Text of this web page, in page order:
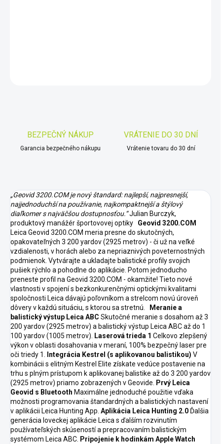
BEZPEČNÝ NÁKUP
Garancia bezpečného nákupu
VRÁTENIE DO 30 DNÍ
Vrátenie tovaru do 30 dní
„Geovid 3200.COM je nový štandard: najlepší, najpresnejší,
najjednoduchší na používanie, najkompaktnejší a štýlový
diaľkomer s najväčšou dostupnosťou.“Julian Burczyk,
produktový manážér športovovej optiky Geovid 3200.COM
Leica Geovid 3200.COM meria presne do skutočných,
opakovateľných 3 200 yardov (2925 metrov) - či už na veľké
vzdialenosti, v horách alebo za nepriaznivých poveternostných
podmienok. Vytvárajte a ukladajte balistické profily svojich
pušiek rýchlo a pohodlne do aplikácie. Potom jednoducho
preneste profil na Geovid 3200.COM - okamžite! Tieto nové
vlastnosti v spojení s bezkonkurenčnými optickými kvalitami
spoločnosti Leica dávajú poľovníkom a strelcom novú úroveň
dôvery v každú situáciu, s ktorou sa stretnú.
Meranie a
balistický výstup Leica ABC Skutočné meranie s dosahom až 3
200 yardov (2925 metrov) a balistický výstup Leica ABC až do 1
100 yardov (1005 metrov). Laserová trieda 1 Celkovo zlepšený
výkon v oblasti dosahovania v meraní, 100% bezpečný laser pre
oči triedy 1. Integrácia Kestrel (s aplikovanou balistikou) V
kombinácii s elitným Kestrel Elite získate vedúce postavenie na
trhu s plným prístupom k aplikovanej balistike až do 3 200 yardov
(2925 metrov) priamo zobrazených v Geovide. Prvý Leica
Geovid s Bluetooth Maximálne jednoduché použitie vďaka
možnosti programovania štandardných a balistických nastavení
v aplikácii Leica Hunting App. Aplikácia Leica Hunting 2.0 Ďalšia
generácia loveckej aplikácie Leica s ďalším rozvinutím
používateľských skúseností a prepracovaním balistickým
systémom Leica ABC. Pripojenie k hodinkám Apple Watch